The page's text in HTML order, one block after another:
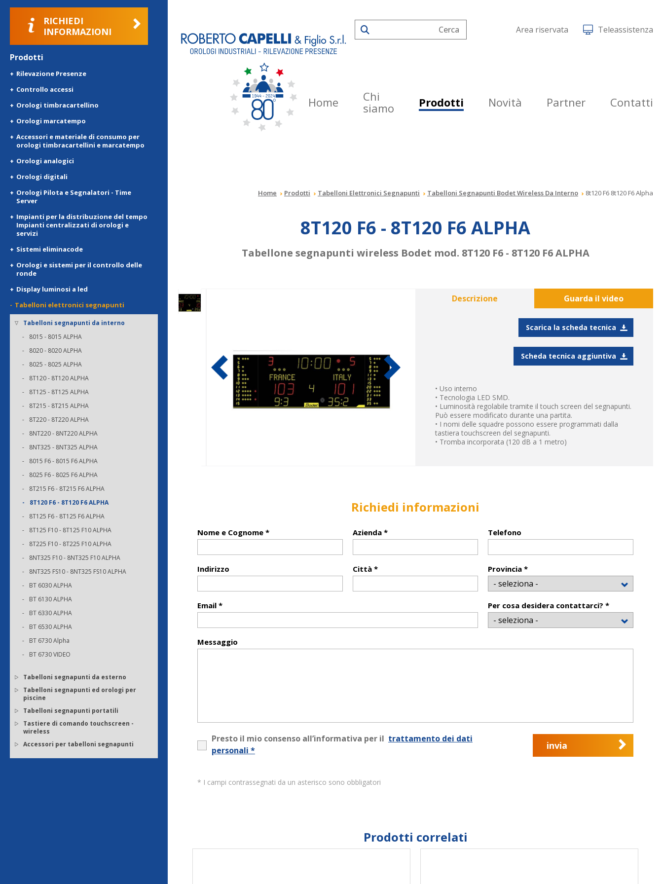
RICHIEDI
INFORMAZIONI
Prodotti
Rilevazione Presenze
Controllo accessi
Orologi timbracartellino
Orologi marcatempo
Accessori e materiale di consumo per
orologi timbracartellini e marcatempo
Orologi analogici
Orologi digitali
Orologi Pilota e Segnalatori - Time
Server
Impianti per la distribuzione del tempo
Impianti centralizzati di orologi e
servizi
Sistemi eliminacode
Orologi e sistemi per il controllo delle
ronde
Display luminosi a led
Tabelloni elettronici segnapunti
Tabelloni segnapunti da interno
8015 - 8015 ALPHA
8020 - 8020 ALPHA
8025 - 8025 ALPHA
8T120 - 8T120 ALPHA
8T125 - 8T125 ALPHA
8T215 - 8T215 ALPHA
8T220 - 8T220 ALPHA
8NT220 - 8NT220 ALPHA
8NT325 - 8NT325 ALPHA
8015 F6 - 8015 F6 ALPHA
8025 F6 - 8025 F6 ALPHA
8T215 F6 - 8T215 F6 ALPHA
8T120 F6 - 8T120 F6 ALPHA
8T125 F6 - 8T125 F6 ALPHA
8T125 F10 - 8T125 F10 ALPHA
8T225 F10 - 8T225 F10 ALPHA
8NT325 F10 - 8NT325 F10 ALPHA
8NT325 FS10 - 8NT325 FS10 ALPHA
BT 6030 ALPHA
BT 6130 ALPHA
BT 6330 ALPHA
BT 6530 ALPHA
BT 6730 Alpha
BT 6730 VIDEO
Tabelloni segnapunti da esterno
Tabelloni segnapunti ed orologi per
piscine
Tabelloni segnapunti portatili
Tastiere di comando touchscreen -
wireless
Accessori per tabelloni segnapunti
Area riservata Teleassistenza
Home
Chi
siamo
Prodotti Novità Partner Contatti
Home Prodotti Tabelloni Elettronici Segnapunti Tabelloni Segnapunti Bodet Wireless Da Interno 8t120 F6 8t120 F6 Alpha
8T120 F6 - 8T120 F6 ALPHA
Tabellone segnapunti wireless Bodet mod. 8T120 F6 - 8T120 F6 ALPHA
Descrizione Guarda il video
Scarica la scheda tecnica
Scheda tecnica aggiuntiva
• Uso interno
• Tecnologia LED SMD.
• Luminosità regolabile tramite il touch screen del segnapunti.
Può essere modificato durante una partita.
• I nomi delle squadre possono essere programmati dalla
tastiera touchscreen del segnapunti.
• Tromba incorporata (120 dB a 1 metro)
Richiedi informazioni
Nome e Cognome * Azienda * Telefono
Indirizzo Città * Provincia *
Email * Per cosa desidera contattarci? *
Messaggio
Presto il mio consenso all’informativa per il trattamento dei dati
personali *
invia
* I campi contrassegnati da un asterisco sono obbligatori
Prodotti correlati